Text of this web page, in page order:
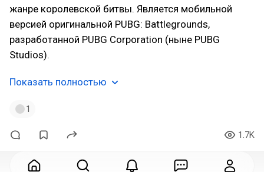
жанре королевской битвы. Является мобильной
версией оригинальной PUBG: Battlegrounds,
разработанной PUBG Corporation (ныне PUBG
Studios).
Показать полностью
1
1.7K